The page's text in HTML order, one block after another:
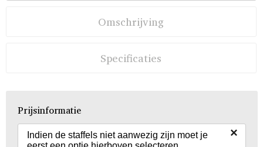
Omschrijving
Specificaties
Prijsinformatie
Indien de staffels niet aanwezig zijn moet je
×